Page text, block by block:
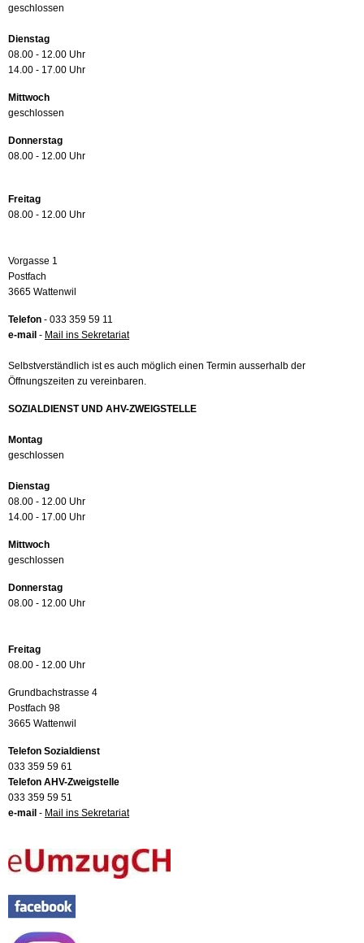
geschlossen
Dienstag
08.00 - 12.00 Uhr
14.00 - 17.00 Uhr
Mittwoch
geschlossen
Donnerstag
08.00 - 12.00 Uhr
Freitag
08.00 - 12.00 Uhr
Vorgasse 1
Postfach
3665 Wattenwil
Telefon - 033 359 59 11
e-mail - Mail ins Sekretariat
Selbstverständlich ist es auch möglich einen Termin ausserhalb der
Öffnungszeiten zu vereinbaren.
SOZIALDIENST UND AHV-ZWEIGSTELLE
Montag
geschlossen
Dienstag
08.00 - 12.00 Uhr
14.00 - 17.00 Uhr
Mittwoch
geschlossen
Donnerstag
08.00 - 12.00 Uhr
Freitag
08.00 - 12.00 Uhr
Grundbachstrasse 4
Postfach 98
3665 Wattenwil
Telefon Sozialdienst
033 359 59 61
Telefon AHV-Zweigstelle
033 359 59 51
e-mail - Mail ins Sekretariat